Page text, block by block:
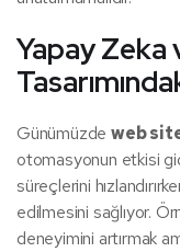
Yapay Zeka
Günümüzde web
otomasyonun etkisi
süreçlerini
edilmesini sağlıyor.
deneyimini artırmak